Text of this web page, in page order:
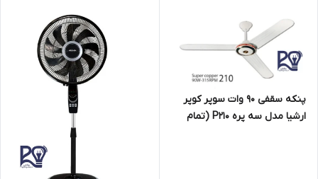
پنکه سقفی 90 وات سوپر کوپر
ارشیا مدل سه پره P210 (تمام